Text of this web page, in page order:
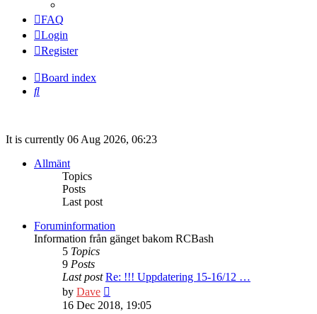
FAQ
Login
Register
Board index
Search
It is currently 06 Aug 2026, 06:23
Allmänt
Topics
Posts
Last post
Foruminformation
Information från gänget bakom RCBash
5 Topics
9 Posts
Last post Re: !!! Uppdatering 15-16/12 …
by Dave
the
16 Dec 2018, 19:05